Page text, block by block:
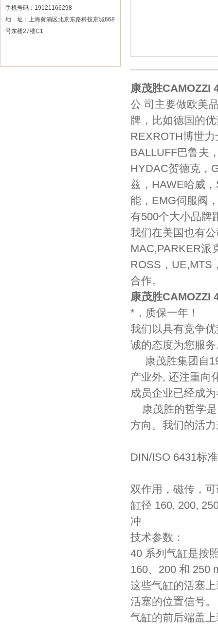
手机号码：19121166298
地 址：上海黄浦区北京东路科技京城668
号东楼27楼C1
康茂胜CAMOZZI
公 司主要做欧美
牌，比如德国的
REXROTH博世
BALLUFF巴鲁夫
HYDAC贺德克，
兹，HAWE哈威
能，EMG伺服阀
有500个大小品牌
我们在美国也有
MAC,PARKER派
ROSS，UE,MTS
合作。
康茂胜CAMOZZI
*，质保一年！
我们以具有竞争
诚的态度为您服
康茂胜集团自
产业外, 还注重向
成员企业已经成
康茂胜的哲学是
方向。我们的活
DIN/ISO 6431标
双作用，磁传，
缸径 160, 200,
冲
技术参数：
40 系列气缸是按
160、200 和 250
这些气缸的活塞
活塞的位置信号。
气缸的前后端盖